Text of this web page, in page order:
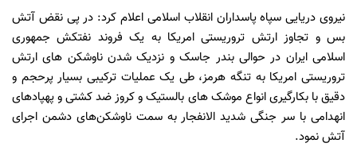
نیروی دریایی سپاه پاسداران انقلاب اسلامی اعلام کرد: در پی نقض آتش
بس و تجاوز ارتش تروریستی امریکا به یک فروند نفتکش جمهوری
اسلامی ایران در حوالی بندر جاسک و نزدیک شدن ناوشکن های ارتش
تروریستی امریکا به تنگه هرمز، طی یک عملیات ترکیبی بسیار پرحجم و
دقیق با بکارگیری انواع موشک های بالستیک و کروز ضد کشتی و پهپادهای
انهدامی با سر جنگی شدید الانفجار به سمت ناوشکن‌های دشمن اجرای
آتش نمود.